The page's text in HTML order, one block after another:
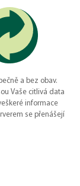
a bez obav.
Vaše citlivá data
informace
se přenášejí